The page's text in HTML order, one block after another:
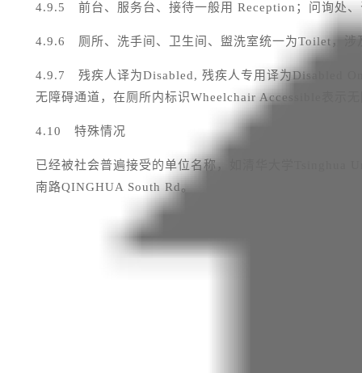
4.9.5 前台、服务台、接待一般用 Reception ；问询处
4.9.6 厕所、洗手间、卫生间、盥洗室统一为Toilet，涉
4.9.7 残疾人译为Disabled, 残疾人专用译为Disabled
无障碍通道，在厕所内标识Wheelchair Accessible
4.10 特殊情况
已经被社会普遍接受的单位名称，如清华大学
南路QINGHUA South Rd。